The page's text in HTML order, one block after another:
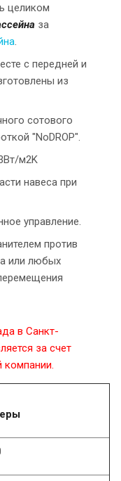
целиком
за
.
с передней и
из
сотового
"NoDROP".
м2K
навеса при
управление.
против
или любых
в Санкт-
за счет
компании.